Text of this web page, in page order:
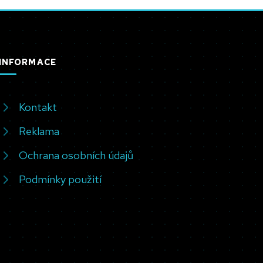
Kontakt
Reklama
Ochrana osobních údajů
Podmínky použití